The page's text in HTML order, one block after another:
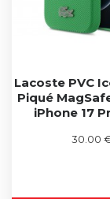
Lacoste PVC
Piqué
iPhone 17
30.00